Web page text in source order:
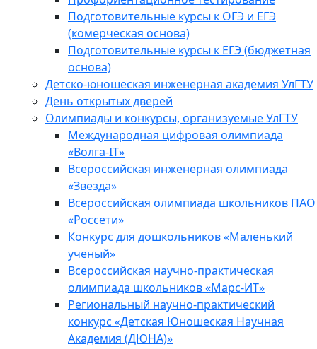
Подготовительные курсы к ОГЭ и ЕГЭ
(комерческая основа)
Подготовительные курсы к ЕГЭ (бюджетная
основа)
Детско-юношеская инженерная академия УлГТУ
День открытых дверей
Олимпиады и конкурсы, организуемые УлГТУ
Международная цифровая олимпиада
«Волга-IT»
Всероссийская инженерная олимпиада
«Звезда»
Всероссийская олимпиада школьников ПАО
«Россети»
Конкурс для дошкольников «Маленький
ученый»
Всероссийская научно-практическая
олимпиада школьников «Марс-ИТ»
Региональный научно-практический
конкурс «Детская Юношеская Научная
Академия (ДЮНА)»